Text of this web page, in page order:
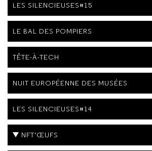
LES SILENCIEUSES#15
LE BAL DES POMPIERS
TÊTE-À-TECH
NUIT EUROPÉENNE DES MUSÉES
LES SILENCIEUSES#14
NFT’ŒUFS